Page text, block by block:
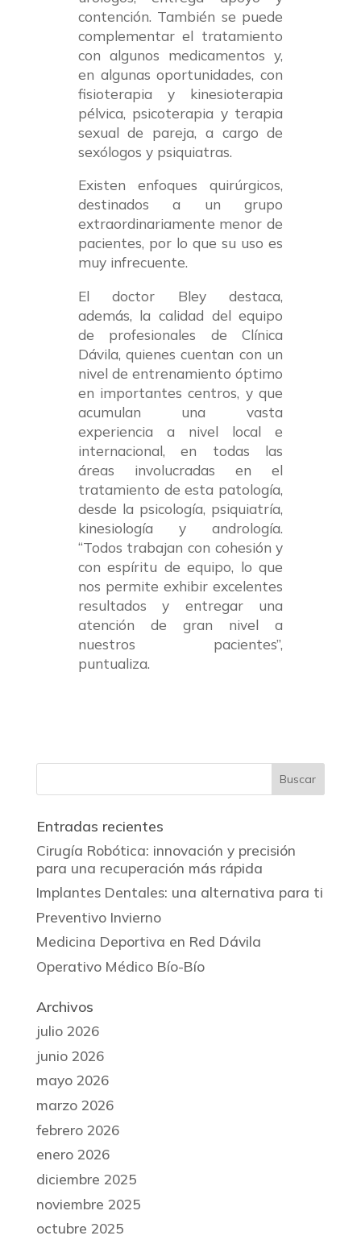
contención. También se puede
complementar el tratamiento
con algunos medicamentos y,
en algunas oportunidades, con
fisioterapia y kinesioterapia
pélvica, psicoterapia y terapia
sexual de pareja, a cargo de
sexólogos y psiquiatras.
Existen enfoques quirúrgicos,
destinados a un grupo
extraordinariamente menor de
pacientes, por lo que su uso es
muy infrecuente.
El doctor Bley destaca,
además, la calidad del equipo
de profesionales de Clínica
Dávila, quienes cuentan con un
nivel de entrenamiento óptimo
en importantes centros, y que
acumulan una vasta
experiencia a nivel local e
internacional, en todas las
áreas involucradas en el
tratamiento de esta patología,
desde la psicología, psiquiatría,
kinesiología y andrología.
“Todos trabajan con cohesión y
con espíritu de equipo, lo que
nos permite exhibir excelentes
resultados y entregar una
atención de gran nivel a
nuestros pacientes”,
puntualiza.
Entradas recientes
Cirugía Robótica: innovación y precisión
para una recuperación más rápida
Implantes Dentales: una alternativa para ti
Preventivo Invierno
Medicina Deportiva en Red Dávila
Operativo Médico Bío-Bío
Archivos
julio 2026
junio 2026
mayo 2026
marzo 2026
febrero 2026
enero 2026
diciembre 2025
noviembre 2025
octubre 2025